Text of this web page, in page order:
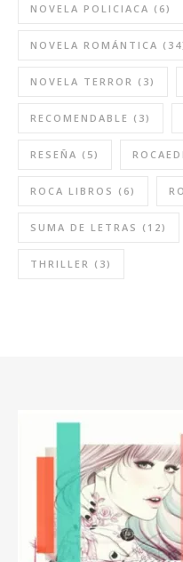
NOVELA POLICIACA (6)
NOVELA ROMÁNTICA
NOVELA TERROR (3)
RECOMENDABLE (3)
RESEÑA (5)
ROCA LIBROS (6)
SUMA DE LETRAS (12)
THRILLER (3)